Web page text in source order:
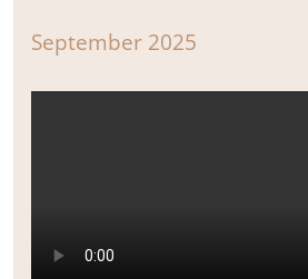
September 2025